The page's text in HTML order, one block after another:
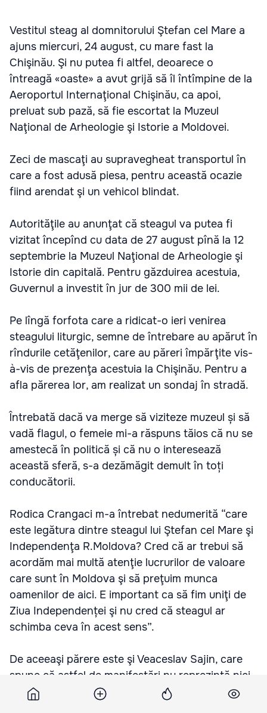
Vestitul steag al domnitorului Ştefan cel Mare a
ajuns miercuri, 24 august, cu mare fast la
Chişinău. Şi nu putea fi altfel, deoarece o
întreagă «oaste» a avut grijă să îl întîmpine de la
Aeroportul Internaţional Chişinău, ca apoi,
preluat sub pază, să fie escortat la Muzeul
Naţional de Arheologie şi Istorie a Moldovei.
Zeci de mascaţi au supravegheat transportul în
care a fost adusă piesa, pentru această ocazie
fiind arendat şi un vehicol blindat.
Autorităţile au anunţat că steagul va putea fi
vizitat începînd cu data de 27 august pînă la 12
septembrie la Muzeul Naţional de Arheologie şi
Istorie din capitală. Pentru găzduirea acestuia,
Guvernul a investit în jur de 300 mii de lei.
Pe lîngă forfota care a ridicat-o ieri venirea
steagului liturgic, semne de întrebare au apărut în
rîndurile cetăţenilor, care au păreri împărţite vis-
à-vis de prezenţa acestuia la Chişinău. Pentru a
afla părerea lor, am realizat un sondaj în stradă.
Întrebată dacă va merge să viziteze muzeul și să
vadă flagul, o femeie mi-a răspuns tăios că nu se
amestecă în politică și că nu o interesează
această sferă, s-a dezămăgit demult în toți
conducătorii.
Rodica Crangaci m-a întrebat nedumerită “care
este legătura dintre steagul lui Ştefan cel Mare şi
Independenţa R.Moldova? Cred că ar trebui să
acordăm mai multă atenţie lucrurilor de valoare
care sunt în Moldova şi să preţuim munca
oamenilor de aici. E important ca să fim uniţi de
Ziua Independenței şi nu cred că steagul ar
schimba ceva în acest sens”.
De aceeaşi părere este şi Veaceslav Sajin, care
spune că astfel de manifestări nu reprezintă nici
un interes pentru el. Svetlana îl contrazice. Ea